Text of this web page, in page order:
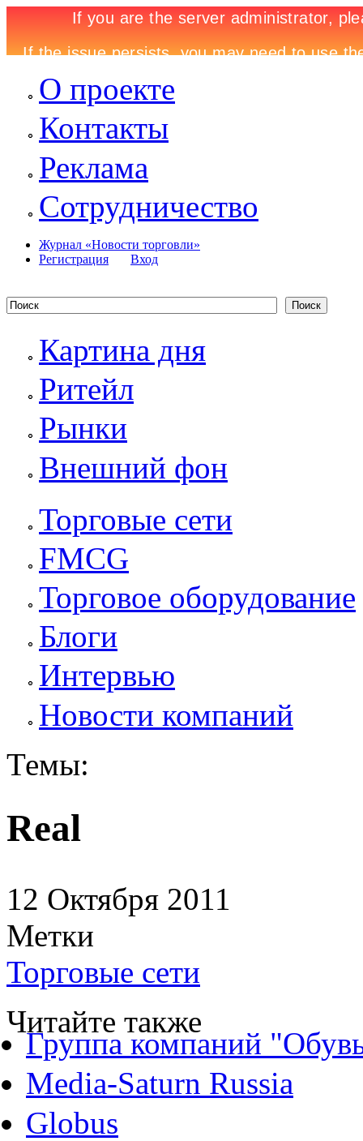
О проекте
Контакты
Реклама
Сотрудничество
Журнал «Новости торговли»
Регистрация
Вход
Картина дня
Ритейл
Рынки
Внешний фон
Торговые сети
FMCG
Торговое оборудование
Блоги
Интервью
Новости компаний
Темы:
Real
12 Октября 2011
Метки
Торговые сети
Читайте также
Группа компаний
Media-Saturn Russia
Globus